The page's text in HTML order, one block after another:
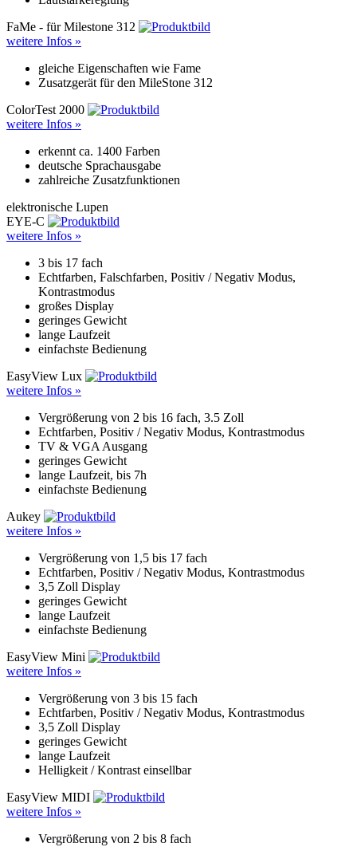
FaMe - für Milestone 312
weitere Infos »
gleiche Eigenschaften wie Fame
Zusatzgerät für den MileStone 312
ColorTest 2000
weitere Infos »
erkennt ca. 1400 Farben
deutsche Sprachausgabe
zahlreiche Zusatzfunktionen
elektronische Lupen
EYE-C
weitere Infos »
3 bis 17 fach
Echtfarben, Falschfarben, Positiv / Negativ Modus,
Kontrastmodus
großes Display
geringes Gewicht
lange Laufzeit
einfachste Bedienung
EasyView Lux
weitere Infos »
Vergrößerung von 2 bis 16 fach, 3.5 Zoll
Echtfarben, Positiv / Negativ Modus, Kontrastmodus
TV & VGA Ausgang
geringes Gewicht
lange Laufzeit, bis 7h
einfachste Bedienung
Aukey
weitere Infos »
Vergrößerung von 1,5 bis 17 fach
Echtfarben, Positiv / Negativ Modus, Kontrastmodus
3,5 Zoll Display
geringes Gewicht
lange Laufzeit
einfachste Bedienung
EasyView Mini
weitere Infos »
Vergrößerung von 3 bis 15 fach
Echtfarben, Positiv / Negativ Modus, Kontrastmodus
3,5 Zoll Display
geringes Gewicht
lange Laufzeit
Helligkeit / Kontrast einsellbar
EasyView MIDI
weitere Infos »
Vergrößerung von 2 bis 8 fach